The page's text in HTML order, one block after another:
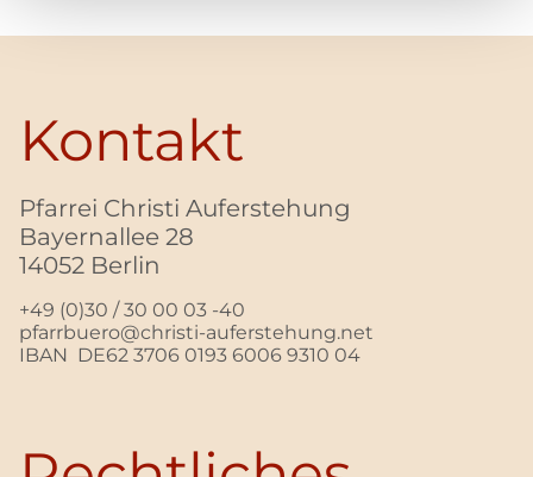
Kontakt
Pfarrei Christi Auferstehung
Bayernallee 28
14052 Berlin
+49 (0)30 / 30 00 03 -40
pfarrbuero@christi-auferstehung.net
IBAN DE62 3706 0193 6006 9310 04